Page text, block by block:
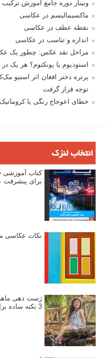
وبینار دوره جامع آموزش
ماکسیمالیسم در عکاسی
نقطه عطف در عکاسی
اندازه و تناسب در عکاسی
مراحل نقد عکس: چطور یک
استودیوم یا پونکتوم؟ هر یک
پرتره دختر افغان اثر استیو
توجه قرار گرفت
خطای اعوجاج رنگی یا
انتخاب لنزک
کتاب آموزشی
برای
نکات عکاسی
ژست دهی
3 نکته ساده برای بهبود عکاسی پرتره